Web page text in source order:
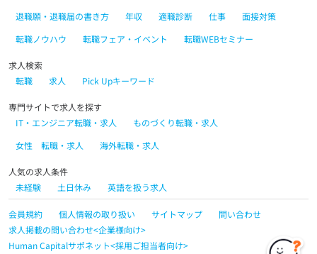
退職願・退職届の書き方
年収 適職診断 仕事
面接対策
転職ノウハウ
転職フェア・イベント 転職WEBセミナー
求人検索
転職
求人 Pick Upキーワード
専門サイトで求人を探す
IT・エンジニア転職・求人
ものづくり転職・求人
女性 転職・求人
海外転職・求人
人気の求人条件
未経験
土日休み 英語を扱う求人
会員規約 個人情報の取り扱い サイトマップ
問い合わせ
求人掲載の問い合わせ<企業様向け>
Human Capitalサポネット<採用ご担当者向け>